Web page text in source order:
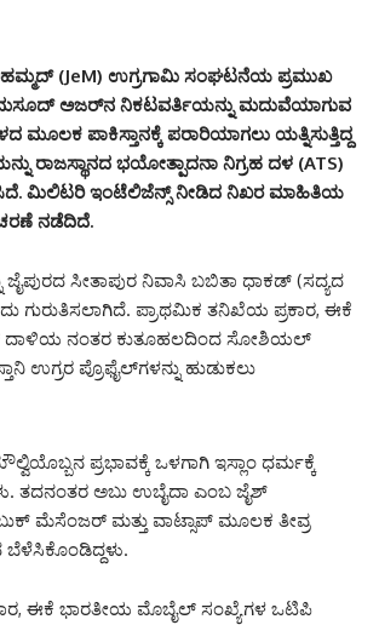
(JeM) ಉಗ್ರಗಾಮಿ ಸಂಘಟನೆಯ ಪ್ರಮುಖ
ಅಜರ್‌ನ ನಿಕಟವರ್ತಿಯನ್ನು ಮದುವೆಯಾಗುವ
ಮೂಲಕ ಪಾಕಿಸ್ತಾನಕ್ಕೆ ಪರಾರಿಯಾಗಲು ಯತ್ನಿಸುತ್ತಿದ್ದ
ರಾಜಸ್ಥಾನದ ಭಯೋತ್ಪಾದನಾ ನಿಗ್ರಹ ದಳ (ATS)
ಮಿಲಿಟರಿ ಇಂಟೆಲಿಜೆನ್ಸ್ ನೀಡಿದ ನಿಖರ ಮಾಹಿತಿಯ
ನಡೆದಿದೆ.
ಸೀತಾಪುರ ನಿವಾಸಿ ಬಬಿತಾ ಧಾಕಡ್ (ಸದ್ಯದ
ಗುರುತಿಸಲಾಗಿದೆ. ಪ್ರಾಥಮಿಕ ತನಿಖೆಯ ಪ್ರಕಾರ, ಈಕೆ
ದಾಳಿಯ ನಂತರ ಕುತೂಹಲದಿಂದ ಸೋಶಿಯಲ್
ಉಗ್ರರ ಪ್ರೊಫೈಲ್‌ಗಳನ್ನು ಹುಡುಕಲು
ಪ್ರಭಾವಕ್ಕೆ ಒಳಗಾಗಿ ಇಸ್ಲಾಂ ಧರ್ಮಕ್ಕೆ
ತದನಂತರ ಅಬು ಉಬೈದಾ ಎಂಬ ಜೈಶ್
ಮೆಸೆಂಜರ್ ಮತ್ತು ವಾಟ್ಸಾಪ್ ಮೂಲಕ ತೀವ್ರ
ಬೆಳೆಸಿಕೊಂಡಿದ್ದಳು.
ಈಕೆ ಭಾರತೀಯ ಮೊಬೈಲ್ ಸಂಖ್ಯೆಗಳ ಒಟಿಪಿ